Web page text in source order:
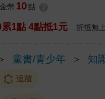
幣 10 點
累1點 4點抵1元 折抵無
童書/青少年 ＞ 知
追蹤